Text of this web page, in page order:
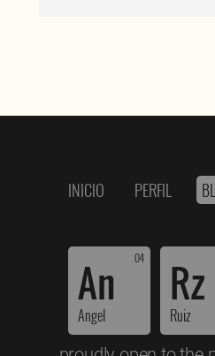
INICIO PERFIL
04
An
Angel
Rz
Ruiz